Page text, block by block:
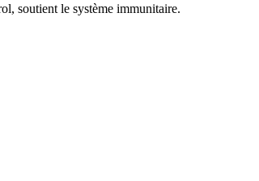
soutient le système immunitaire.